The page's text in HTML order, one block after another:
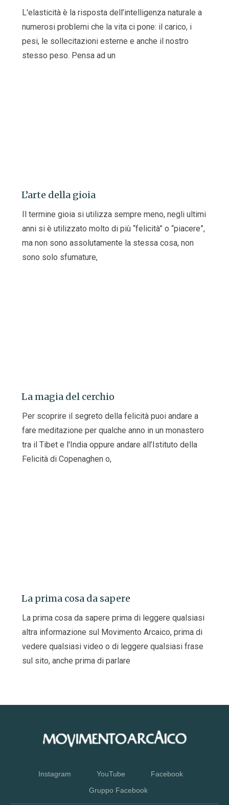
L'elasticità è la risposta dell’intelligenza naturale a
numerosi problemi che la vita ci pone: il carico, i
pesi, le sollecitazioni esterne e anche il nostro
stesso peso. Pensa ad un
L’arte della gioia
Il termine gioia si utilizza sempre meno, negli ultimi
anni si è utilizzato molto di più “felicità” o “piacere”,
ma non sono assolutamente la stessa cosa, non
sono solo sfumature,
La magia del cerchio
Per scoprire il segreto della felicità puoi andare a
fare meditazione per qualche anno in un monastero
tra il Tibet e l'India oppure andare all’Istituto della
Felicità di Copenaghen o,
La prima cosa da sapere
La prima cosa da sapere prima di leggere qualsiasi
altra informazione sul Movimento Arcaico, prima di
vedere qualsiasi video o di leggere qualsiasi frase
sul sito, anche prima di parlare
Instagram YouTube
Facebook
Gruppo Facebook